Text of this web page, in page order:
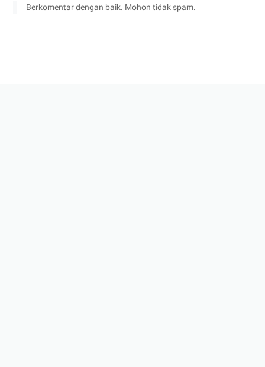
Berkomentar dengan baik. Mohon tidak spam.